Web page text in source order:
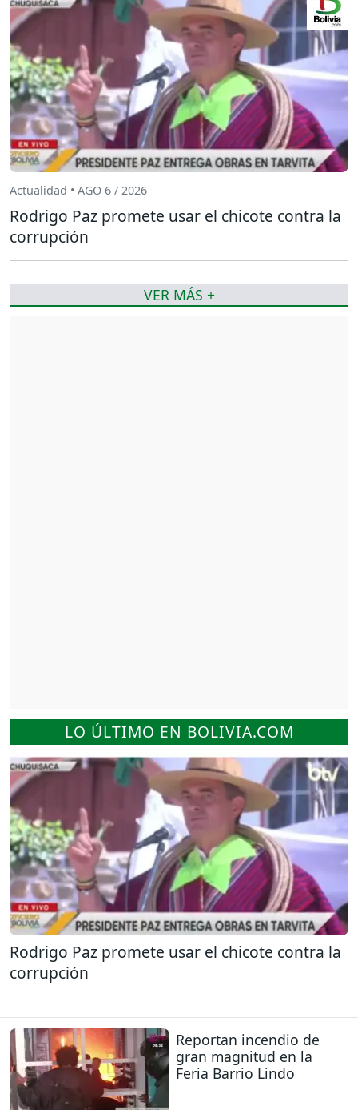
LO ÚLTIMO EN BOLIVIA.COM
Rodrigo Paz promete usar el chicote contra la
corrupción
Reportan incendio de
gran magnitud en la
Feria Barrio Lindo
Actualidad • AGO 6 / 2026
Rodrigo Paz promete usar el chicote contra la
corrupción
VER MÁS +